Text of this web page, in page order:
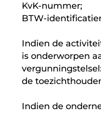
KvK-nummer;
BTW-
Indien de
is onderworpen
de
Indien de